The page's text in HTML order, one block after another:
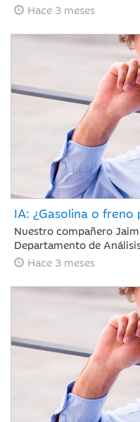
65 días con el estrecho
bloqueo, recuperando
perdido en marzo.
Hace 3 meses
IA: ¿Gasolina o
Nuestro compañero
Departamento de
geopolítica en la que,
empresariales retoman
Hace 3 meses